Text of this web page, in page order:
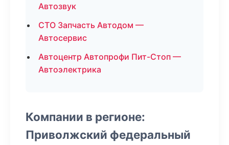
Автозвук
СТО Запчасть Автодом —
Автосервис
Автоцентр Автопрофи Пит-Стоп —
Автоэлектрика
Компании в регионе:
Приволжский федеральный